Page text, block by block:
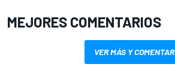
MEJORES COMENTARIOS
VER MÁS Y COMENTAR